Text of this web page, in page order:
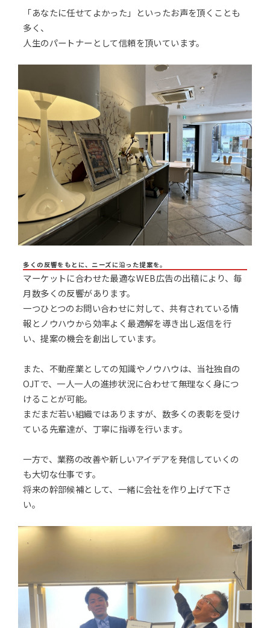
「あなたに任せてよかった」といったお声を頂くことも
多く、
人生のパートナーとして信頼を頂いています。
多くの反響をもとに、ニーズに沿った提案を。
マーケットに合わせた最適なWEB広告の出稿により、毎
月数多くの反響があります。
一つひとつのお問い合わせに対して、共有されている情
報とノウハウから効率よく最適解を導き出し返信を行
い、提案の機会を創出しています。
また、不動産業としての知識やノウハウは、当社独自の
OJTで、一人一人の進捗状況に合わせて無理なく身につ
けることが可能。
まだまだ若い組織ではありますが、数多くの表彰を受け
ている先輩達が、丁寧に指導を行います。
一方で、業務の改善や新しいアイデアを発信していくの
も大切な仕事です。
将来の幹部候補として、一緒に会社を作り上げて下さ
い。